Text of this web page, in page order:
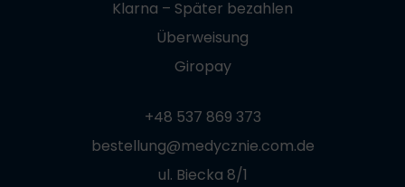
Klarna – Später bezahlen
Überweisung
Giropay
+48 537 869 373
bestellung@medycznie.com.de
ul. Biecka 8/1